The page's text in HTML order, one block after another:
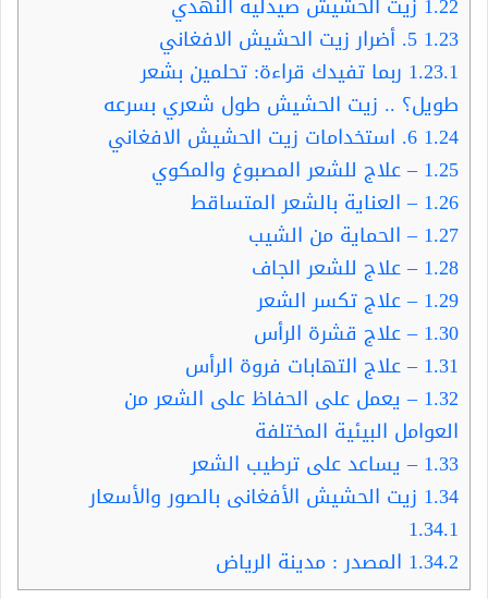
1.23
1.23.1 ربما تفيدك قراءة: تحلمين بشعر
طويل؟ .. زيت الحشيش طول شعري بسرعه
1.24
1.25– علاج للشعر المصبوغ والمكوي
1.26– العناية بالشعر المتساقط
1.27– الحماية من الشيب
1.28– علاج للشعر الجاف
1.29– علاج تكسر الشعر
1.30– علاج قشرة الرأس
1.31– علاج التهابات فروة الرأس
1.32– يعمل على الحفاظ على الشعر من
العوامل البيئية المختلفة
1.33– يساعد على ترطيب الشعر
1.34 زيت الحشيش الأفغانى بالصور والأسعار
1.34.1
1.34.2 المصدر : مدينة الرياض